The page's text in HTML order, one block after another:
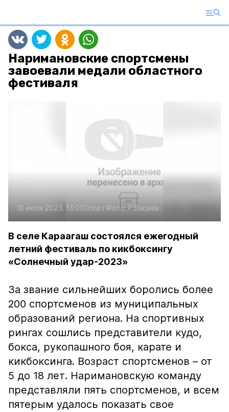
Наримановские спортсмены
завоевали медали областного
фестиваля
18 июля 2023, 13:00СпортФото:Р.Васеев
В селе Караагаш состоялся ежегодный
летний фестиваль по кикбоксингу
«Солнечный удар-2023»
За звание сильнейших боролись более
200 спортсменов из муниципальных
образований региона. На спортивных
рингах сошлись представители кудо,
бокса, рукопашного боя, карате и
кикбоксинга. Возраст спортсменов – от
5 до 18 лет. Наримановскую команду
представляли пять спортсменов, и всем
пятерым удалось показать свое